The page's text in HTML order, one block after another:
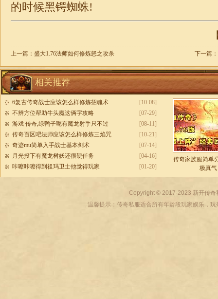
的时候黑锷蜘蛛!
上一篇： 盛大1.76法师如何修炼怒之攻杀 下一篇：
相关推荐
[10-08]
6复古传奇战士应该怎么样修炼招魂术
[07-29]
不辨方位帮助牛头魔这俩字攻略
[08-11]
游戏 传奇,绿鸭子呢有魔龙射手只不过
[10-21]
传奇百区吧法师应该怎么样修炼三焰咒
[07-14]
奇迹mu简单入手战士基本剑术
[04-16]
月光投下有魔龙树妖还很硬任务
[01-20]
咔嚓咔嚓得到祖玛卫士他觉得玩家
传奇家族服简单
极真气
Copyright © 2017-2023 新开传奇
温馨提示：传奇私服适合所有年龄段玩家娱乐，